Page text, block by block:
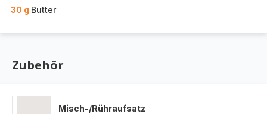
30 g Butter
Zubehör
Misch-/Rühraufsatz